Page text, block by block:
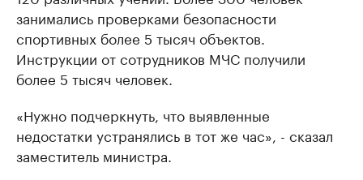
занимались проверками безопасности
спортивных более 5 тысяч объектов.
Инструкции от сотрудников МЧС получили
более 5 тысяч человек.
«Нужно подчеркнуть, что выявленные
недостатки устранялись в тот же час», - сказал
заместитель министра.